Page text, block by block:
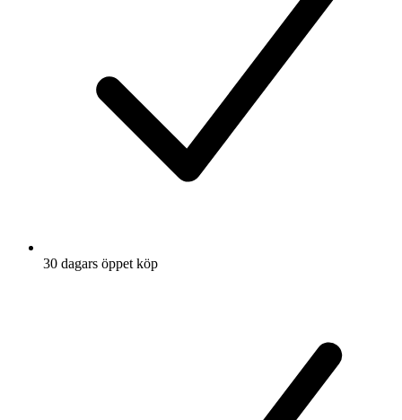
30 dagars öppet köp